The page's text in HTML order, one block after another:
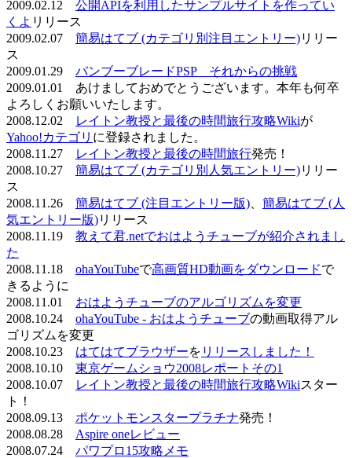
2009.02.12 公開APIを利用したサンプルサイトを作ってい
くよ リリース
2009.02.07 簡易はてブ (カテゴリ別注目エントリー)リリー
ス
2009.01.29 バンブーブレードPSP それからの挑戦
2009.01.01 あけましておめでとうございます。本年も何卒
よろしくお願いいたします。
2008.12.02
レイトン教授と最後の時間旅行攻略Wikiが
Yahoo!カテゴリ に登録されました。
2008.11.27
レイトン教授と最後の時間旅行発売！
2008.10.27 簡易はてブ (カテゴリ別人気エントリー)リリー
ス
2008.11.26 簡易はてブ (注目エントリー版)
簡易はてブ (人
気エントリー版)リリース
2008.11.19 教えて君.netでおはようチューブが紹介されまし
た
2008.11.18 ohaYouTubeで高画質HD動画をダウンロードで
きるように
2008.11.01 おはようチューブのアルゴリズムを変更
2008.10.24 ohaYouTube - おはようチューブの動画取得アル
ゴリズムを変更
2008.10.23 はてはてブラウザーを リリースしました！
2008.10.10 東京ゲームショウ2008レポートその1
2008.10.07
レイトン教授と最後の時間旅行攻略Wikiスター
ト！
2008.09.13 ポケットモンスタープラチナ発売！
2008.08.28 Aspire oneレビュー
2008.07.24 パワプロ15攻略メモ